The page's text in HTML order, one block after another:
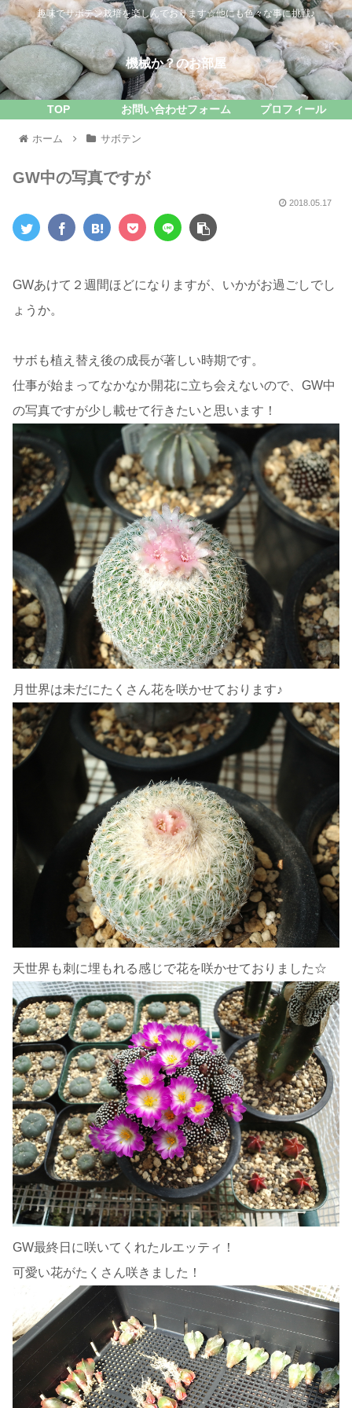
趣味でサボテン栽培を楽しんでおります☆他にも色々な事に挑戦♪
機械か？のお部屋
TOP お問い合わせフォーム プロフィール
ホーム サボテン
GW中の写真ですが
2018.05.17
GWあけて２週間ほどになりますが、いかがお過ごしでし
ょうか。
サボも植え替え後の成長が著しい時期です。
仕事が始まってなかなか開花に立ち会えないので、GW中
の写真ですが少し載せて行きたいと思います！
月世界は未だにたくさん花を咲かせております♪
天世界も刺に埋もれる感じで花を咲かせておりました☆
GW最終日に咲いてくれたルエッティ！
可愛い花がたくさん咲きました！